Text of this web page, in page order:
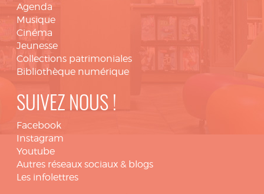
Agenda
Musique
Cinéma
Jeunesse
Collections patrimoniales
Bibliothèque numérique
SUIVEZ NOUS !
Facebook
Instagram
Youtube
Autres réseaux sociaux & blogs
Les infolettres